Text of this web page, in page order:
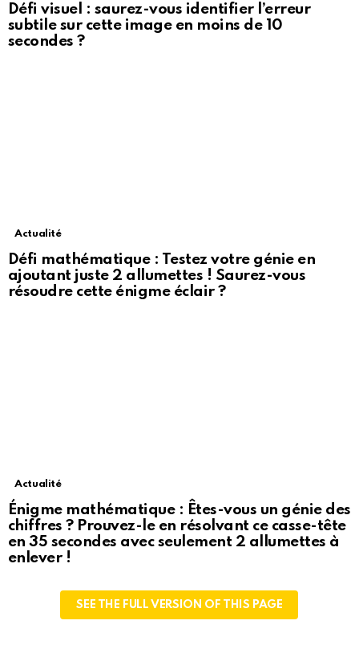
Défi visuel : saurez-vous identifier l’erreur
subtile sur cette image en moins de 10
secondes ?
Actualité
Défi mathématique : Testez votre génie en
ajoutant juste 2 allumettes ! Saurez-vous
résoudre cette énigme éclair ?
Actualité
Énigme mathématique : Êtes-vous un génie des
chiffres ? Prouvez-le en résolvant ce casse-tête
en 35 secondes avec seulement 2 allumettes à
enlever !
SEE THE FULL VERSION OF THIS PAGE